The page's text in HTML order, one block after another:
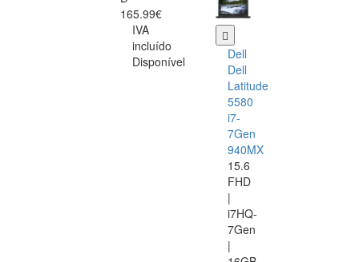
165.99€
IVA
incluído
Disponível
Dell
Dell
Latitude
5580
i7-
7Gen
940MX
15.6
FHD
|
i7HQ-
7Gen
|